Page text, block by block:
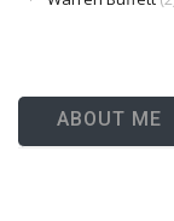
ABOUT ME